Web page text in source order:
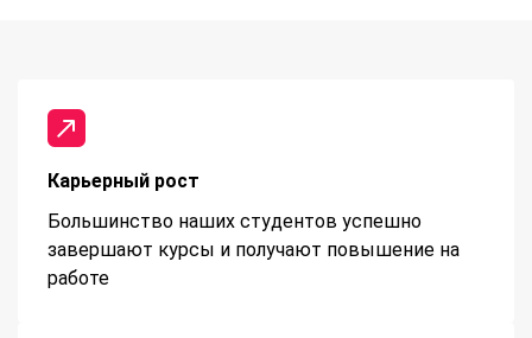
Карьерный рост
Большинство наших студентов успешно
завершают курсы и получают повышение на
работе